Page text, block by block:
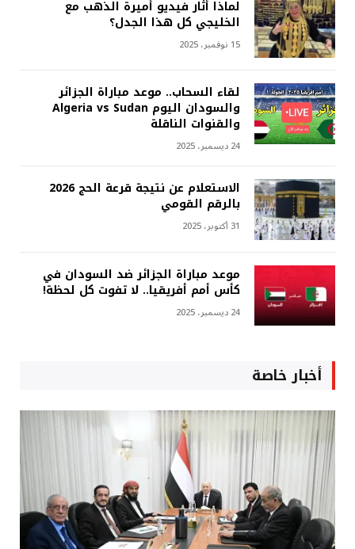
لماذا أثار فيديو أميرة الذهب مع
الخليجي كل هذا الجدل؟
15 نوفمبر، 2025
لقاء السحاب.. موعد مباراة الجزائر
والسودان اليوم Algeria vs Sudan
والقنوات الناقلة
24 ديسمبر، 2025
الاستعلام عن نتيجة قرعة الحج 2026
بالرقم القومي
31 أكتوبر، 2025
موعد مباراة الجزائر ضد السودان في
كأس أمم أفريقيا.. لا تفوت كل لحظة!
24 ديسمبر، 2025
أخبار خاصة